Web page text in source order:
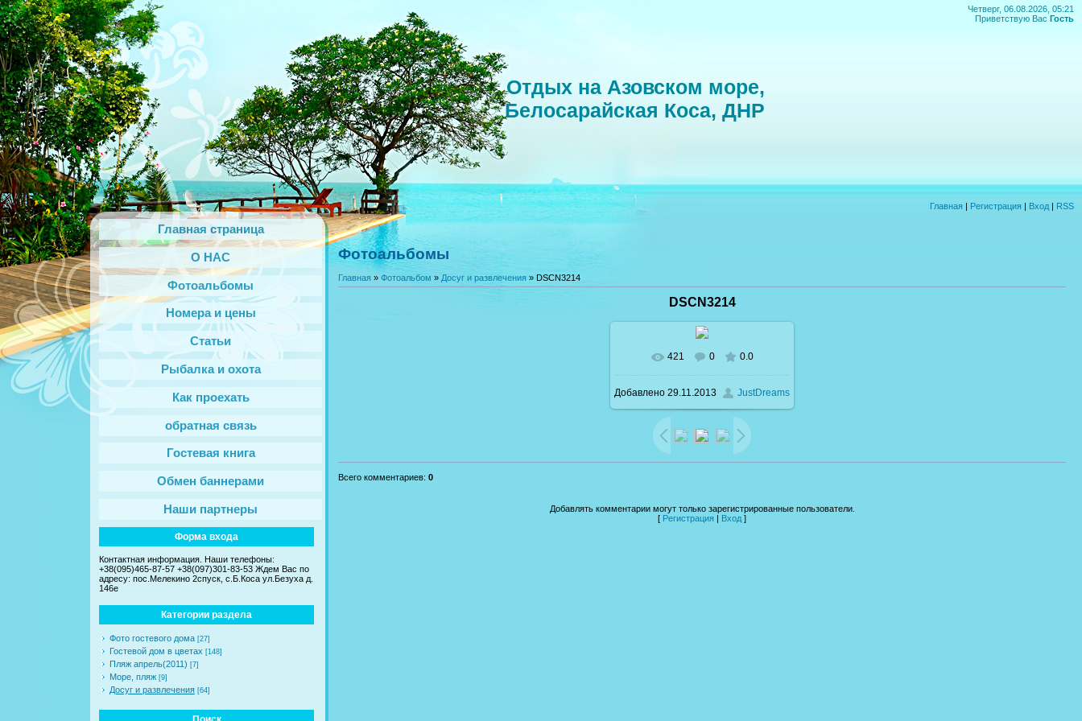
Четверг, 06.08.2026, 05:21
Приветствую Вас Гость
Отдых на Азовском море,
Белосарайская Коса, ДНР
Главная | Регистрация | Вход | RSS
Главная страница
О НАС
Фотоальбомы
Номера и цены
Статьи
Рыбалка и охота
Как проехать
обратная связь
Гостевая книга
Обмен баннерами
Наши партнеры
Форма входа
Контактная информация. Наши телефоны:
+38(095)465-87-57 +38(097)301-83-53 Ждем Вас по
адресу: пос.Мелекино 2спуск, c.Б.Коса ул.Безуха д.
146е
Категории раздела
Фото гостевого дома [27]
Гостевой дом в цветах [148]
Пляж апрель(2011) [7]
Море, пляж [9]
Досуг и развлечения [64]
Фотоальбомы
Главная » Фотоальбом » Досуг и развлечения » DSCN3214
DSCN3214
В реальном размере
1600x1200/ 219.3Kb
421 0 0.0
Добавлено 29.11.2013 JustDreams
Всего комментариев: 0
Добавлять комментарии могут только зарегистрированные пользователи.
[ Регистрация | Вход ]